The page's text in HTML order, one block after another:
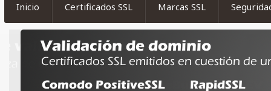
Inicio Certificados SSL Marcas SSL